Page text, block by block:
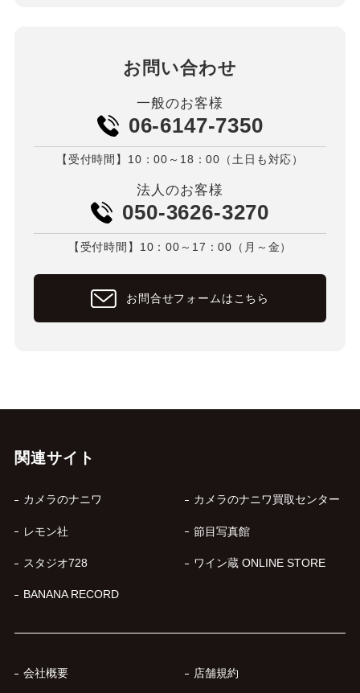
お問い合わせ
一般のお客様
06-6147-7350
【受付時間】10：00～18：00（土日も対応）
法人のお客様
050-3626-3270
【受付時間】10：00～17：00（月～金）
お問合せフォームはこちら
関連サイト
カメラのナニワ カメラのナニワ買取センター
レモン社 節目写真館
スタジオ728 ワイン蔵 ONLINE STORE
BANANA RECORD
会社概要 店舗規約